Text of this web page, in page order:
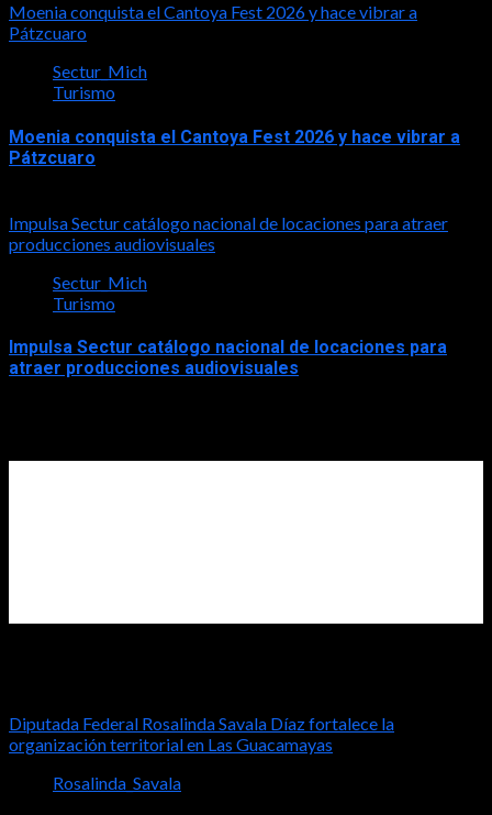
Moenia conquista el Cantoya Fest 2026 y hace vibrar a
Pátzcuaro
Sectur_Mich
Turismo
Moenia conquista el Cantoya Fest 2026 y hace vibrar a
Pátzcuaro
Impulsa Sectur catálogo nacional de locaciones para atraer
producciones audiovisuales
Sectur_Mich
Turismo
Impulsa Sectur catálogo nacional de locaciones para
atraer producciones audiovisuales
Diputada Federal Rosalinda Savala Díaz fortalece la
organización territorial en Las Guacamayas
Rosalinda_Savala